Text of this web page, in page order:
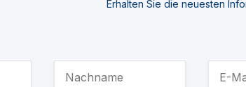
Erhalten Sie die neuesten